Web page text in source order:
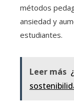
métodos
ansiedad y
estudiantes.
Leer más